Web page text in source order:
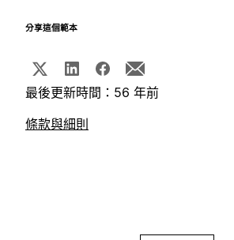
分享這個範本
最後更新時間：56 年前
條款與細則